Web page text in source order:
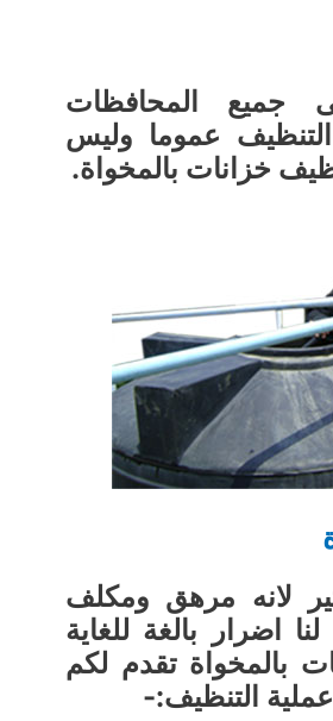
جميع المحافظات
عموما وليس
خزانات بالمخواة.
لانه مرهق ومكلف
اضرار بالغة للغاية
بالمخواة تقدم لكم
عملية التنظيف:-